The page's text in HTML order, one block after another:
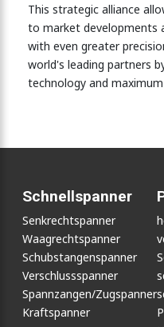
This strategic alliance
to market developments
with even greater
world's leading partners
technology and
Schnellspanner
Senkrechtspanner
Waagrechtspanner
Schubstangenspanner
Verschlussspanner
Spannzangen/Zugspanner
Kraftspanner